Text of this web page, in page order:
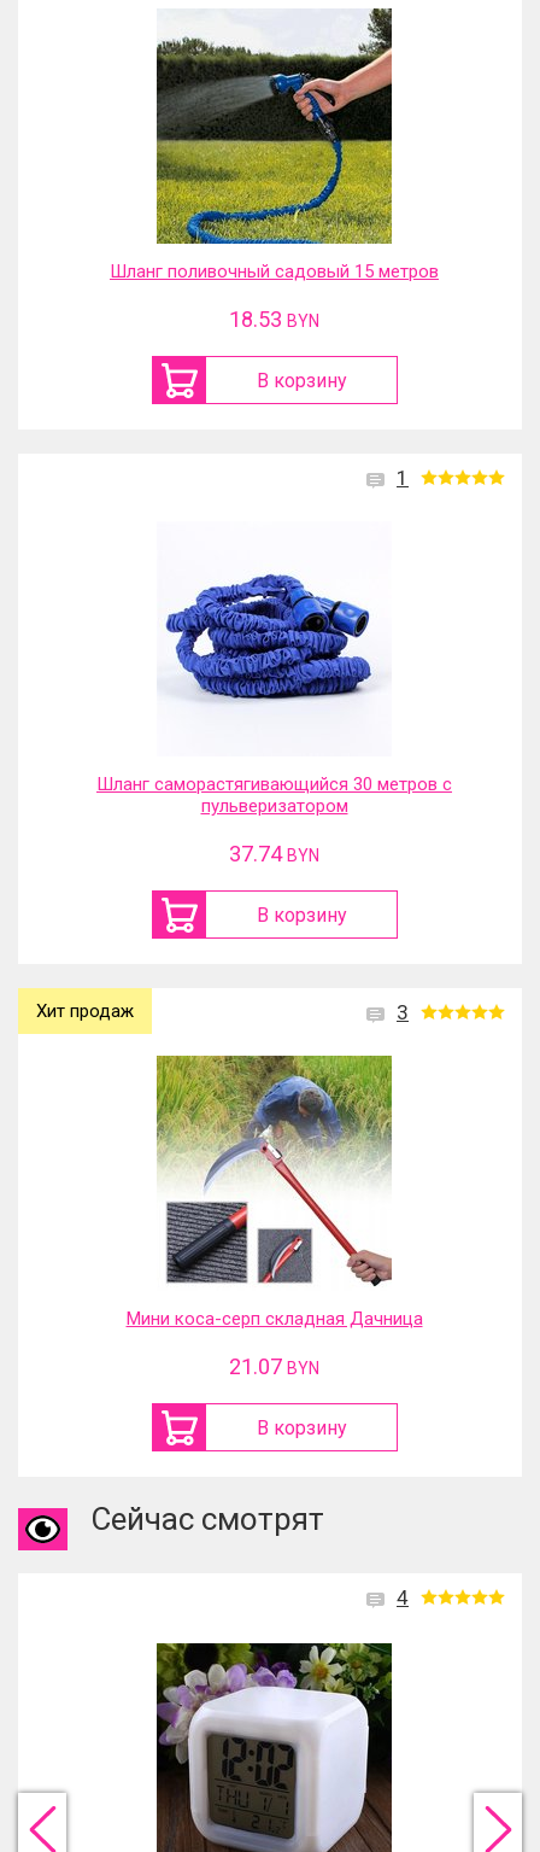
Шланг поливочный садовый 15 метров
18.53 BYN
В корзину
1
Шланг саморастягивающийся 30 метров с
пульверизатором
37.74 BYN
В корзину
3
Хит продаж
Мини коса-серп складная Дачница
21.07 BYN
В корзину
Сейчас смотрят
4